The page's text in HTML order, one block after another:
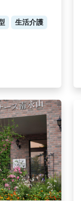
生活介護